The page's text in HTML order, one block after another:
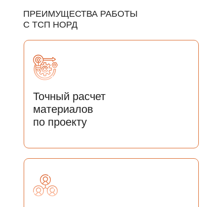
ПРЕИМУЩЕСТВА РАБОТЫ
С ТСП НОРД
Точный расчет
материалов
по проекту